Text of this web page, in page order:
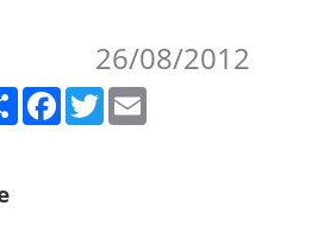
26/08/2012
Facebook Twitter